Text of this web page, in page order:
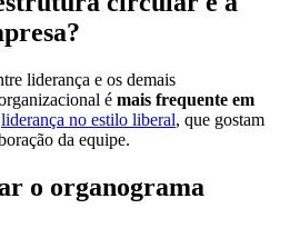
liderança e os demais
é mais frequente em
liderança no estilo liberal, que gostam
da equipe.
o organograma